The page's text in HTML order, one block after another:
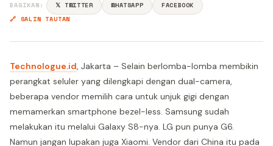
BAGIKAN: 𝕏 TWITTER WHATSAPP
FACEBOOK
🔗 SALIN TAUTAN
Technologue.id, Jakarta – Selain berlomba-lomba membikin
perangkat seluler yang dilengkapi dengan dual-camera,
beberapa vendor memilih cara untuk unjuk gigi dengan
memamerkan smartphone bezel-less. Samsung sudah
melakukan itu melalui Galaxy S8-nya. LG pun punya G6.
Namun jangan lupakan juga Xiaomi. Vendor dari China itu pada